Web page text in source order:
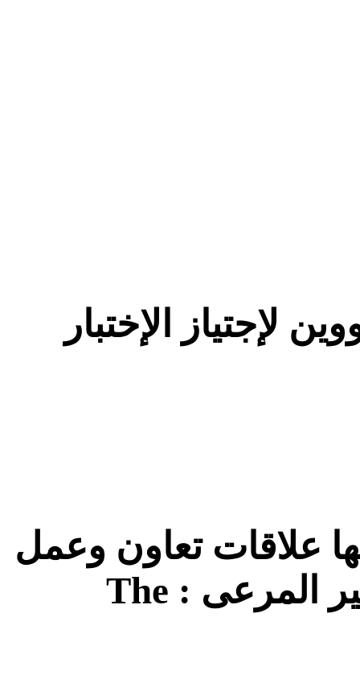
لإجتياز الإختبار
علاقات تعاون وعمل
مع ديوان تربية الماشية وتوفير المرعى : The